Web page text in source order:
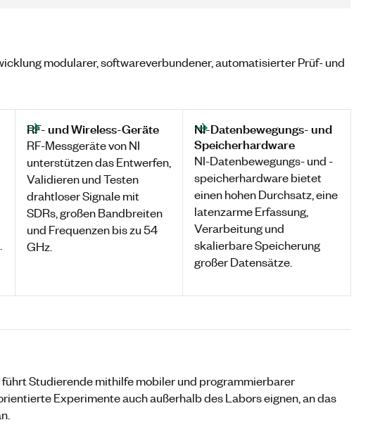
modularer, softwareverbundener, automatisierter Prüf- und
RF- und Wireless-Geräte
RF-Messgeräte von NI
unterstützen das Entwerfen,
Validieren und Testen
drahtloser Signale mit
SDRs, großen Bandbreiten
und Frequenzen bis zu 54
GHz.
NI-Datenbewegungs- und
Speicherhardware
NI-Datenbewegungs- und -
speicherhardware bietet
einen hohen Durchsatz, eine
latenzarme Erfassung,
Verarbeitung und
skalierbare Speicherung
großer Datensätze.
Studierende mithilfe mobiler und programmierbarer
Experimente auch außerhalb des Labors eignen, an das